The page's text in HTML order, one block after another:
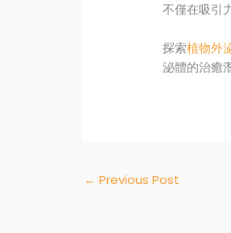
不僅在吸引
探索植物外
泌體的治癒
← Previous Post